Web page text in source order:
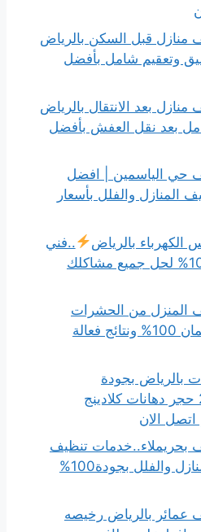
منازل قبل السكن بالرياض
وتعقيم شامل بأفضل
بعد الانتقال بالرياض
بعد نقل العفش بأفضل
حي الياسمين | افضل
المنازل والفلل بأسعار
بالرياض
..فني
متخصص 100% لحل جميع مشاكلك
المنزل من الحشرات
بالرياض..ضمان 100% ونتائج فعالة
بالرياض بجودة
فاخرة2026 حجر دهانات كلادينج
بحريملاء..خدمات تنظيف
احترافية للمنازل والفلل بجودة100%
عمائر بالرياض رخيصه